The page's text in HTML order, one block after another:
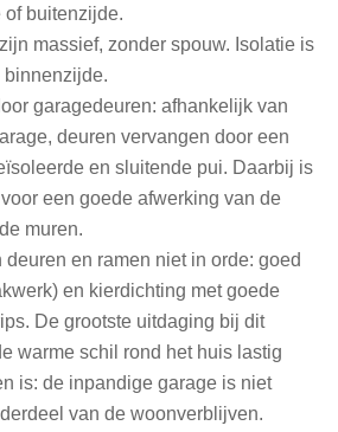
buitenzijde.
massief, zonder spouw. Isolatie is
binnenzijde.
garagedeuren: afhankelijk van
deuren vervangen door een
en sluitende pui. Daarbij is
een goede afwerking van de
muren.
deuren en ramen niet in orde: goed
en kierdichting met goede
De grootste uitdaging bij dit
warme schil rond het huis lastig
is: de inpandige garage is niet
van de woonverblijven.